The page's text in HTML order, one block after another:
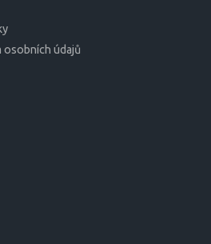
osobních údajů